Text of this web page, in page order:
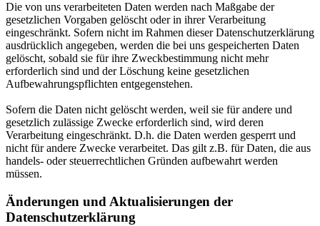
Die von uns verarbeiteten Daten werden nach Maßgabe der
gesetzlichen Vorgaben gelöscht oder in ihrer Verarbeitung
eingeschränkt. Sofern nicht im Rahmen dieser Datenschutzerklärung
ausdrücklich angegeben, werden die bei uns gespeicherten Daten
gelöscht, sobald sie für ihre Zweckbestimmung nicht mehr
erforderlich sind und der Löschung keine gesetzlichen
Aufbewahrungspflichten entgegenstehen.
Sofern die Daten nicht gelöscht werden, weil sie für andere und
gesetzlich zulässige Zwecke erforderlich sind, wird deren
Verarbeitung eingeschränkt. D.h. die Daten werden gesperrt und
nicht für andere Zwecke verarbeitet. Das gilt z.B. für Daten, die aus
handels- oder steuerrechtlichen Gründen aufbewahrt werden
müssen.
Änderungen und Aktualisierungen der
Datenschutzerklärung